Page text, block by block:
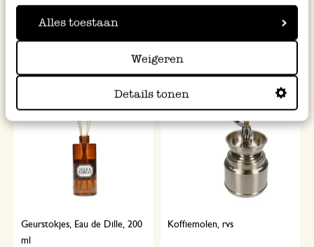
Alles toestaan
Weigeren
Details tonen
€ 14,95
Geurstokjes, Eau de Dille, 200
ml
Koffiemolen, rvs